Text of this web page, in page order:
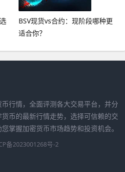
BSV现货vs合约：现阶段哪种更
适合你？
行情，全面评测各大交易平台，并分
币的最新行情走势，选择可信赖的交
掌握加密货币市场趋势和投资机会。
备2023001268号-2